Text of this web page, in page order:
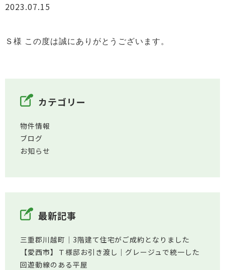
2023.07.15
Ｓ様 この度は誠にありがとうございます。
カテゴリー
物件情報
ブログ
お知らせ
最新記事
三重郡川越町│3階建て住宅がご成約となりました
【愛西市】Ｔ様邸お引き渡し｜グレージュで統一した
回遊動線のある平屋